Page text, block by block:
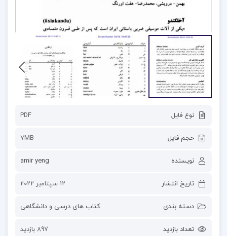
نوع فایل PDF
حجم فایل 7MB
نویسنده amir yeng
تاریخ انتشار 12 سپتامبر 2022
دسته بندی کتاب های درسی و دانشگاهی
تعداد بازدید 897 بازدید